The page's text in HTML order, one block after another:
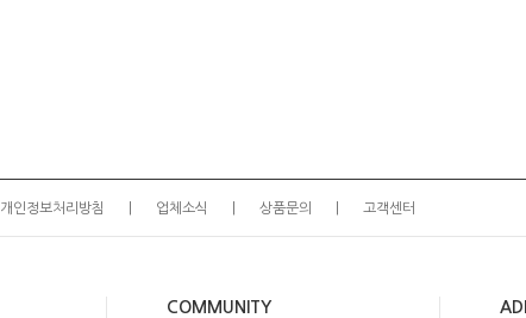
개인정보처리방침 업체소식 상품문의 고객센터
COMMUNITY